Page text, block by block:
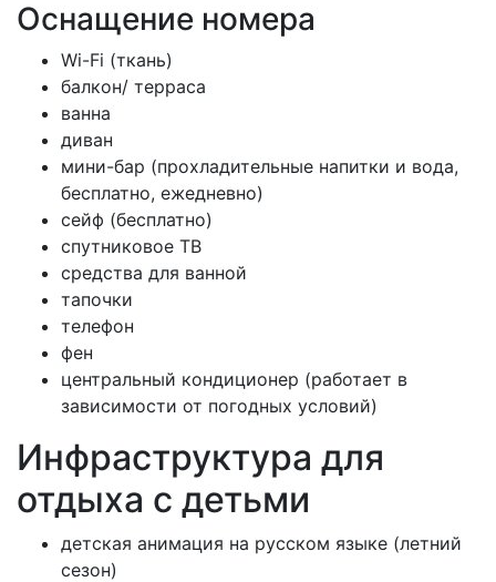
Оснащение номера
Wi-Fi (ткань)
балкон/ терраса
ванна
диван
мини-бар (прохладительные напитки и вода,
бесплатно, ежедневно)
сейф (бесплатно)
спутниковое ТВ
средства для ванной
тапочки
телефон
фен
центральный кондиционер (работает в
зависимости от погодных условий)
Инфраструктура для
отдыха с детьми
детская анимация на русском языке (летний
сезон)